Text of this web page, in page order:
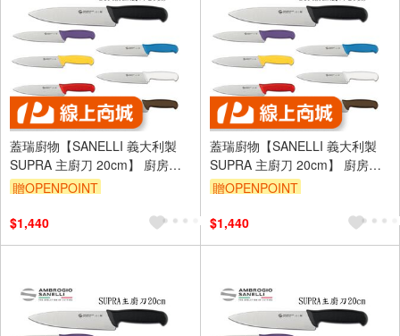
蓋瑞廚物【SANELLI 義大利製
SUPRA 主廚刀 20cm】 廚房刀
調理刀 廚刀 主廚刀 西式主廚刀
贈OPENPOINT
$1,440
蓋瑞廚物【SANELLI 義大利製
SUPRA 主廚刀 20cm】 廚房刀
調理刀 廚刀 主廚刀 西式主廚刀
贈OPENPOINT
$1,440